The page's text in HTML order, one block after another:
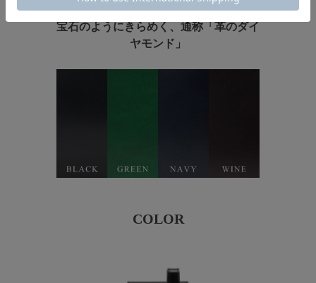
は牛革とは一線を画す質感。
宝石のようにきらめく、 通称「革のダイ
ヤモンド」
COLOR